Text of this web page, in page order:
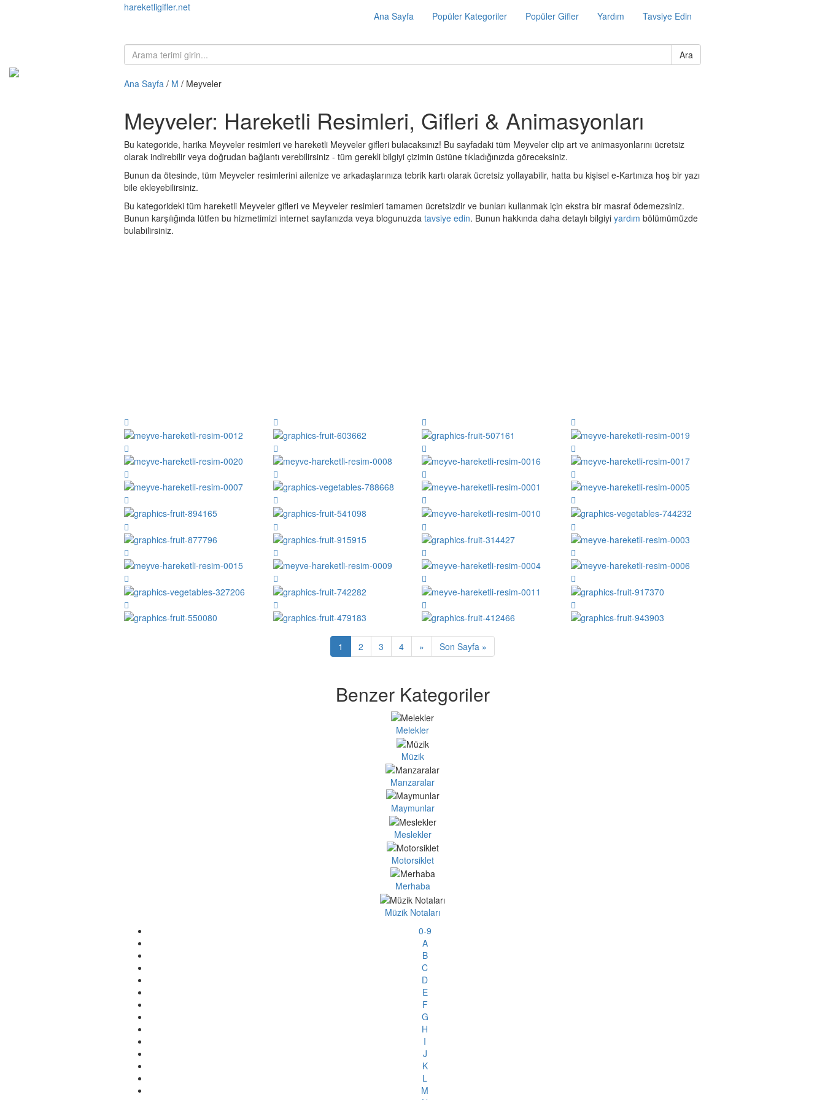
hareketligifler.net
Ana Sayfa Popüler Kategoriler Popüler Gifler Yardım Tavsiye Edin
Ara
Ana Sayfa / M / Meyveler
Meyveler: Hareketli Resimleri, Gifleri & Animasyonları
Bu kategoride, harika Meyveler resimleri ve hareketli Meyveler gifleri bulacaksınız! Bu sayfadaki tüm Meyveler clip art ve animasyonlarını ücretsiz
olarak indirebilir veya doğrudan bağlantı verebilirsiniz - tüm gerekli bilgiyi çizimin üstüne tıkladığınızda göreceksiniz.
Bunun da ötesinde, tüm Meyveler resimlerini ailenize ve arkadaşlarınıza tebrik kartı olarak ücretsiz yollayabilir, hatta bu kişisel e-Kartınıza hoş bir yazı
bile ekleyebilirsiniz.
Bu kategorideki tüm hareketli Meyveler gifleri ve Meyveler resimleri tamamen ücretsizdir ve bunları kullanmak için ekstra bir masraf ödemezsiniz.
Bunun karşılığında lütfen bu hizmetimizi internet sayfanızda veya blogunuzda tavsiye edin. Bunun hakkında daha detaylı bilgiyi yardım bölümümüzde
bulabilirsiniz.
1 2 3 4 » Son Sayfa »
Benzer Kategoriler
Melekler
Müzik
Manzaralar
Maymunlar
Meslekler
Motorsiklet
Merhaba
Müzik Notaları
0-9
A
B
C
D
E
F
G
H
I
J
K
L
M